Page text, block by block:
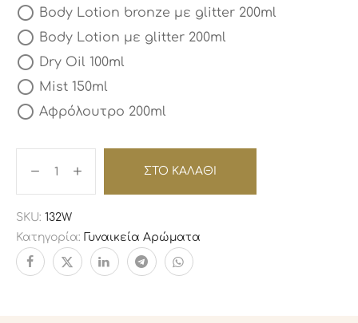
Body Lotion bronze με glitter 200ml
Body Lotion με glitter 200ml
Dry Oil 100ml
Mist 150ml
Αφρόλουτρο 200ml
ΣΤΟ ΚΑΛΆΘΙ
SKU: 132W
Κατηγορία: Γυναικεία Αρώματα